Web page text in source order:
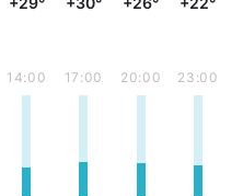
14:00 17:00 20:00 23:00